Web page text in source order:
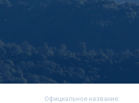
Официальное название: